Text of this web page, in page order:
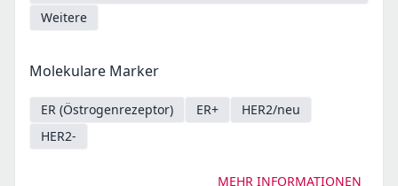
Weitere
Molekulare Marker
ER (Östrogenrezeptor) ER+
HER2/neu
HER2-
MEHR INFORMATIONEN